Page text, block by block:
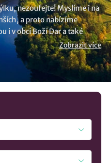
nezoufejte! Myslíme i na
a proto nabízíme
i v obci Boží Dar a také
budete mít zajištěné
Odpočinete si i vaše
pobyt. Není to co
ubytování v lokalitě Boží
Zobrazit více